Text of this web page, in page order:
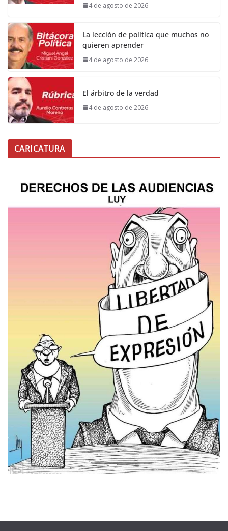
4 de agosto de 2026
La lección de política que muchos no
quieren aprender
4 de agosto de 2026
El árbitro de la verdad
4 de agosto de 2026
CARICATURA